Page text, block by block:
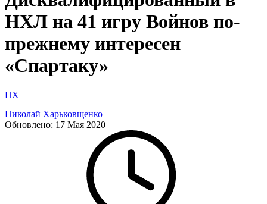
НХЛ на 41 игру Войнов по-
прежнему интересен
«Спартаку»
НХ
Николай Харьковщенко
Обновлено: 17 Мая 2020